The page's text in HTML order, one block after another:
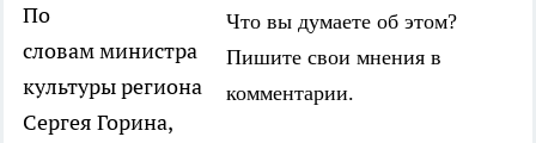
Что вы думаете об этом?
Пишите свои мнения в
комментарии.
По
словам министра
культуры региона
Сергея Горина,